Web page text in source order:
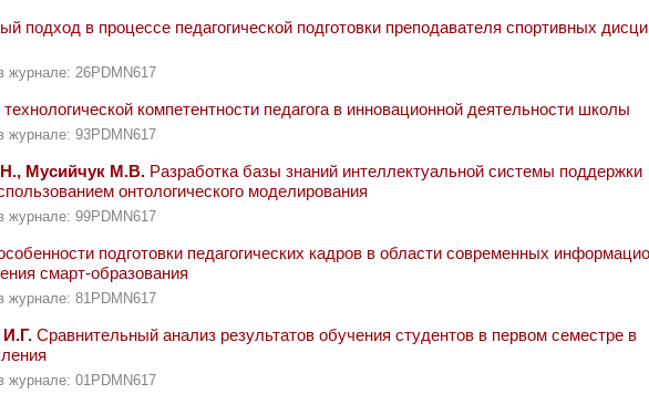
подход в процессе педагогической подготовки преподавателя спортивных
журнале: 26PDMN617
технологической компетентности педагога в инновационной деятельности школы
журнале: 93PDMN617
Мусийчук М.В. Разработка базы знаний интеллектуальной системы поддержки
онтологического моделирования
журнале: 99PDMN617
подготовки педагогических кадров в области современных
смарт-образования
журнале: 81PDMN617
Сравнительный анализ результатов обучения студентов в первом семестре в
журнале: 01PDMN617